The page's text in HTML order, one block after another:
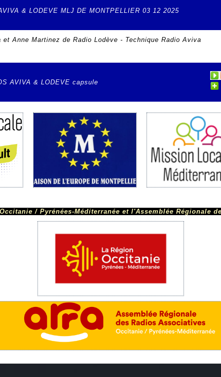
& LODEVE MLJ DE MONTPELLIER 03 12 2025
Anne Martinez de Radio Lodève - Technique Radio Aviva
AVIVA & LODEVE capsule
/ Pyrénées-Méditerranée et l'Assemblée Régionale